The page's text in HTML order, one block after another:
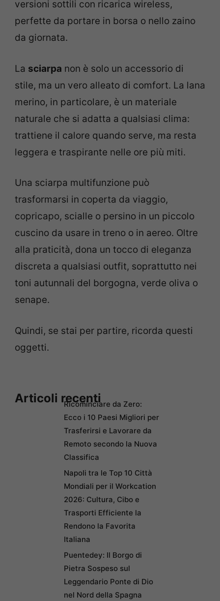
versioni sottili con ricarica wireless,
perfette da portare in borsa o nello zaino
da giornata.
La sciarpa non è solo un accessorio di
stile, ma un vero alleato di comfort. La lana
merino, in particolare, è un materiale
naturale che si adatta a qualsiasi clima:
trattiene il calore quando serve, ma resta
leggera e traspirante nelle ore più miti.
Una sciarpa multifunzione può
trasformarsi in coperta da viaggio,
copricapo, scialle o persino in un piccolo
cuscino da usare in treno o in aereo. Oltre
alla praticità, dona un tocco di eleganza
discreta a qualsiasi outfit, soprattutto nei
toni autunnali del borgogna, verde oliva o
senape.
Quindi, se stai per partire, ricorda questi
oggetti.
Articoli recentiRicominciare da Zero:
Ecco i 10 Paesi Migliori per
Trasferirsi e Lavorare da
Remoto secondo la Nuova
Classifica
Napoli tra le Top 10 Città
Mondiali per il Workcation
2026: Cultura, Cibo e
Trasporti Efficiente la
Rendono la Favorita
Italiana
Puentedey: Il Borgo di
Pietra Sospeso sul
Leggendario Ponte di Dio
nel Nord della Spagna